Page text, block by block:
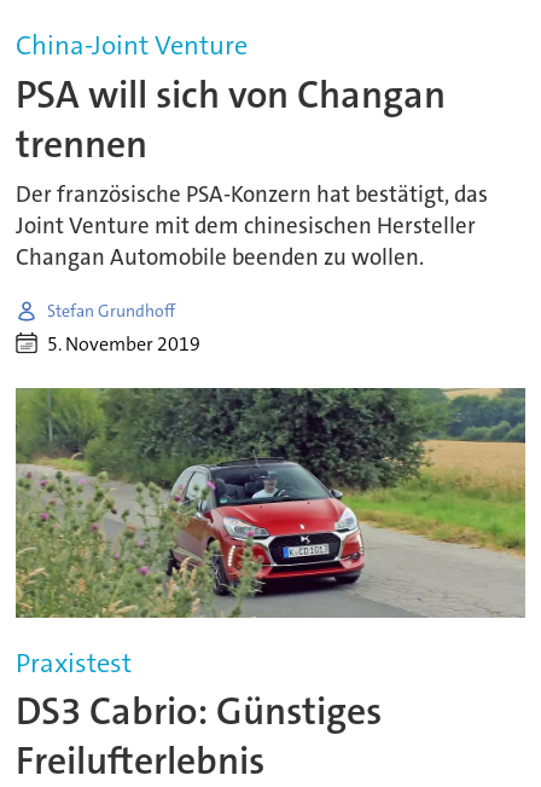
China-Joint Venture
PSA will sich von Changan
trennen
Der französische PSA-Konzern hat bestätigt, das
Joint Venture mit dem chinesischen Hersteller
Changan Automobile beenden zu wollen.
Stefan Grundhoff
5. November 2019
Praxistest
DS3 Cabrio: Günstiges
Freilufterlebnis